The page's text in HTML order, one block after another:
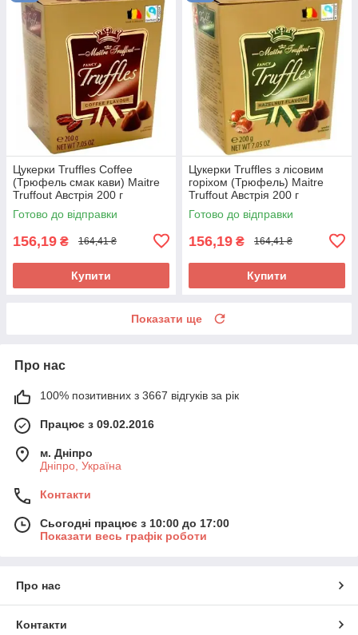
Цукерки Truffles Coffee
(Трюфель смак кави) Maitre
Truffout Австрія 200 г
Готово до відправки
156,19 ₴ 164,41 ₴
Купити
Цукерки Truffles з лісовим
горіхом (Трюфель) Maitre
Truffout Австрія 200 г
Готово до відправки
156,19 ₴ 164,41 ₴
Купити
Показати ще
Про нас
100% позитивних з 3667 відгуків за рік
Працює з 09.02.2016
м. Дніпро
Дніпро, Україна
Контакти
Сьогодні працює з 10:00 до 17:00
Показати весь графік роботи
Про нас
Контакти